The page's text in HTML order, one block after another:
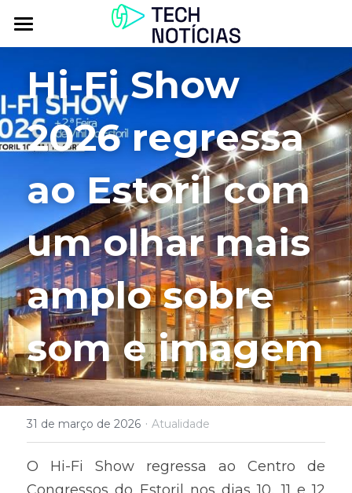
Atualidade
Explorar
Podcasts
Contactos
Hi-Fi Show
2026 regressa
ao Estoril com
um olhar mais
amplo sobre
som e imagem
31 de março de 2026 · Atualidade
O Hi-Fi Show regressa ao Centro de